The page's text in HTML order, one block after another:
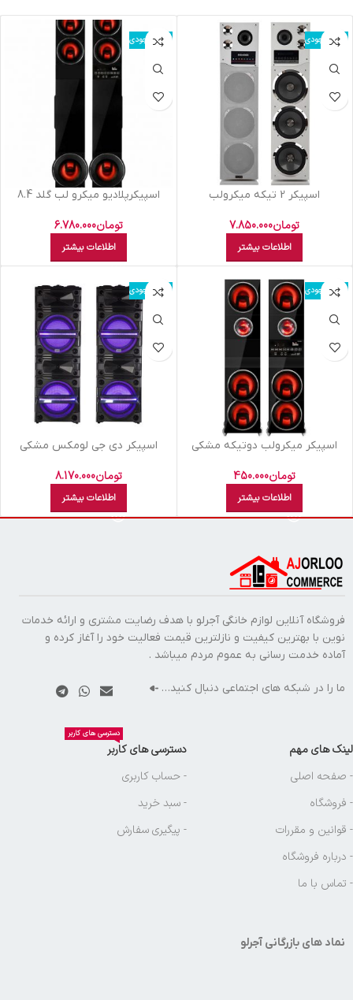
اتمام موجودی
اسپيکر 2 تيکه ميکرولب
تومان7.850.000
اطلاعات بیشتر
اتمام موجودی
اسپيکرپلاديو ميکرو لب گلد 8.4
تومان6.780.000
اطلاعات بیشتر
اتمام موجودی
اسپیکر میکرولب دوتيکه مشکي
تومان450.000
اطلاعات بیشتر
اتمام موجودی
اسپيکر دي جي لومکس مشکي
تومان8.170.000
اطلاعات بیشتر
فروشگاه آنلاین لوازم خانگی آجرلو با هدف رضایت مشتری و ارائه خدمات
نوین با بهترین کیفیت و نازلترین قیمت فعالیت خود را آغاز کرده و
آماده خدمت رسانی به عموم مردم میباشد .
ما را در شبکه های اجتماعی دنبال کنید…
لینک های مهم
- صفحه اصلی
- فروشگاه
- قوانین و مقررات
- درباره فروشگاه
- تماس با ما
دسترسی های کاربر
دسترسی های کاربر
- حساب کاربری
- سبد خرید
- پیگیری سفارش
نماد های بازرگانی آجرلو